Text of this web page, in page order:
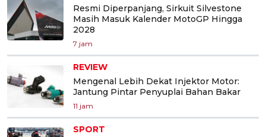
Resmi Diperpanjang, Sirkuit Silvestone
Masih Masuk Kalender MotoGP Hingga
2028
7 jam
REVIEW
Mengenal Lebih Dekat Injektor Motor:
Jantung Pintar Penyuplai Bahan Bakar
11 jam
SPORT